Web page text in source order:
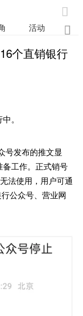

活动 业

个直销银行
。
号发布的推文显
工作。正式销号
法使用，用户可通
公众号、营业网